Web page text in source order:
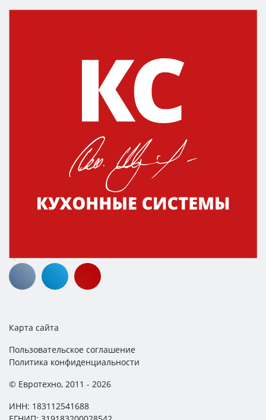
Карта сайта
Пользовательское соглашение
Политика конфиденциальности
© Евротехно, 2011 - 2026
ИНН: 183112541688